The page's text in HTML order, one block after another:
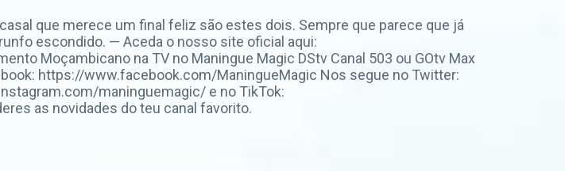
que merece um final feliz são estes dois. Sempre que parece que já
escondido. — Aceda o nosso site oficial aqui:
Moçambicano na TV no Maningue Magic DStv Canal 503 ou GOtv Max
https://www.facebook.com/ManingueMagic Nos segue no Twitter:
maninguemagic/ e no TikTok:
as novidades do teu canal favorito.